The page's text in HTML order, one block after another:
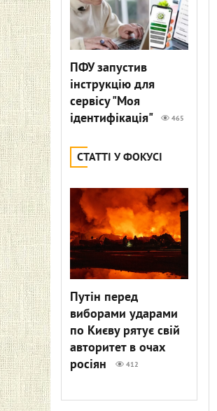
ПФУ запустив
інструкцію для
сервісу "Моя
ідентифікація"
465
СТАТТІ У ФОКУСІ
Путін перед
виборами ударами
по Києву рятує свій
авторитет в очах
росіян
412